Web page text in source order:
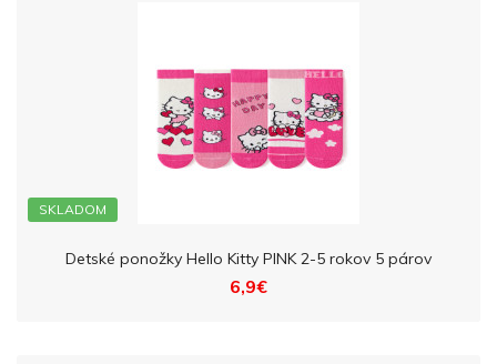
SKLADOM
Detské ponožky Hello Kitty PINK 2-5 rokov 5 párov
6,9€